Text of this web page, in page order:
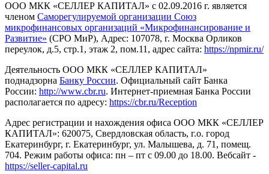
ООО МКК «СЕЛЛЕР КАПИТАЛ» с 02.09.2016 г. является
членом Саморегулируемой организации Союз
микрофинансовых организаций «Микрофинансирование и
Развитие» (СРО МиР), Адрес: 107078, г. Москва Орликов
переулок, д.5, стр.1, этаж 2, пом.11, адрес сайта: https://npmir.ru/
Деятельность ООО МКК «СЕЛЛЕР КАПИТАЛ»
поднадзорна Банку России. Официальный сайт Банка
России: http://www.cbr.ru. Интернет-приемная Банка России
располагается по адресу: https://cbr.ru/Reception
Адрес регистрации и нахождения офиса ООО МКК «СЕЛЛЕР
КАПИТАЛ»: 620075, Свердловская область, г.о. город
Екатеринбург, г. Екатеринбург, ул. Малышева, д. 71, помещ.
704. Режим работы офиса: пн – пт с 09.00 до 18.00. Вебсайт -
https://seller-capital.ru